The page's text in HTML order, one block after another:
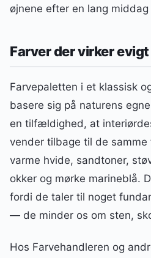
øjnene efter en lang
Farver der virker evigt
Farvepaletten i et klassisk
basere sig på naturens
en tilfældighed, at
vender tilbage til de samme
varme hvide, sandtoner,
okker og mørke marineblå.
fordi de taler til noget
— de minder os om sten,
Hos Farvehandleren og